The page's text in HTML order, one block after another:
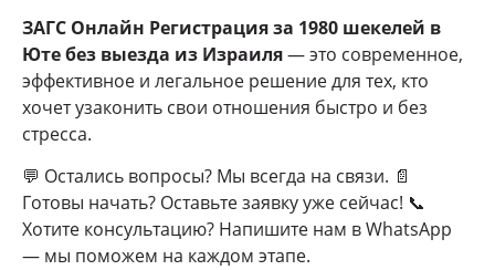
ЗАГС Онлайн Регистрация за 1980 шекелей в
Юте без выезда из Израиля— это современное,
эффективное и легальное решение для тех, кто
хочет узаконить свои отношения быстро и без
стресса.
💬 Остались вопросы? Мы всегда на связи. 📄
Готовы начать? Оставьте заявку уже сейчас! 📞
Хотите консультацию? Напишите нам в WhatsApp
— мы поможем на каждом этапе.